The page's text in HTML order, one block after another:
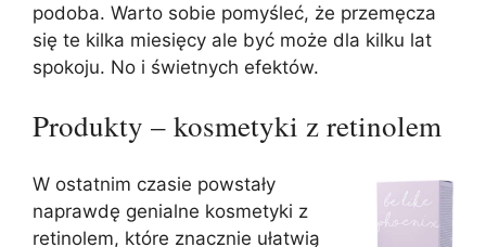
podoba. Warto sobie pomyśleć, że przemęcza
się te kilka miesięcy ale być może dla kilku lat
spokoju. No i świetnych efektów.
Produkty – kosmetyki z retinolem
W ostatnim czasie powstały
naprawdę genialne kosmetyki z
retinolem, które znacznie ułatwią